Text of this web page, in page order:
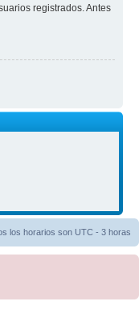
registrados. Antes
los horarios son UTC - 3 horas